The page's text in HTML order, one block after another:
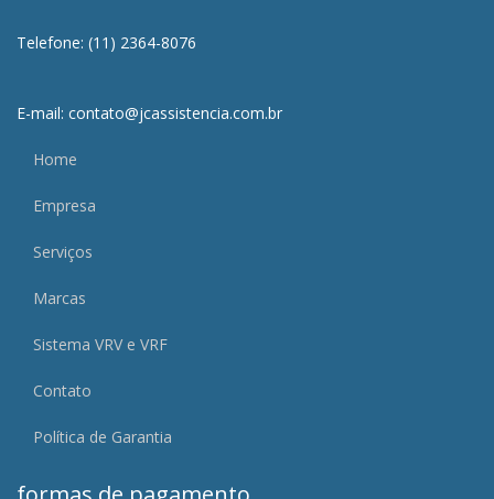
Telefone: (11) 2364-8076
E-mail: contato@jcassistencia.com.br
Home
Empresa
Serviços
Marcas
Sistema VRV e VRF
Contato
Política de Garantia